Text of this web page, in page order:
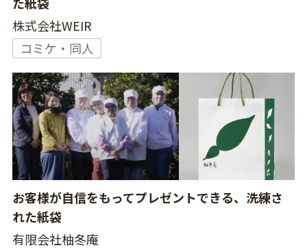
株式会社WEIR
コミケ・同人
お客様が自信をもってプレゼントできる、洗練さ
れた紙袋
有限会社柚冬庵